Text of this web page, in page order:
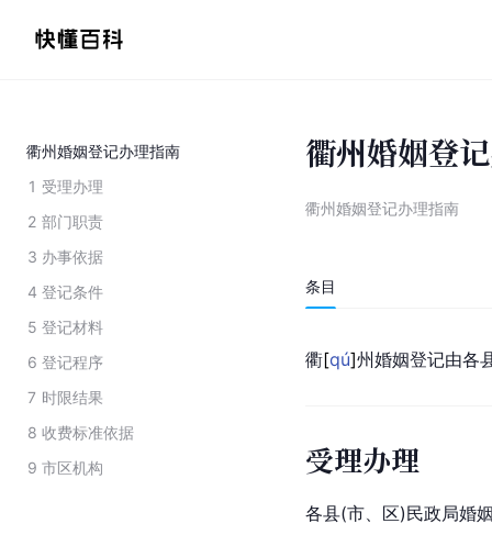
衢州婚姻登记办理指南
1 受理办理
2 部门职责
3 办事依据
4 登记条件
5 登记材料
6 登记程序
7 时限结果
8 收费标准依据
9 市区机构
衢州婚姻登
衢州婚姻登记办理指南
条目
衢[qú]州婚姻登记由各
受理办理
各县(市、区)民政局婚